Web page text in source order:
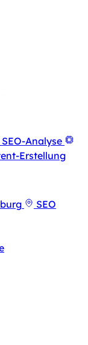
SEO-Analyse
Erstellung
SEO